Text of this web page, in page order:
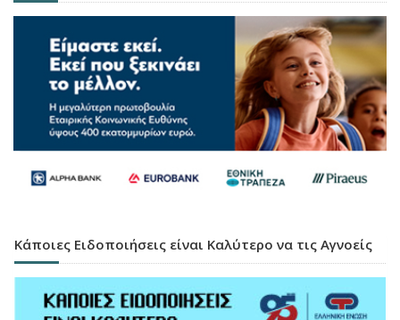
Κάποιες Ειδοποιήσεις είναι Καλύτερο να τις Αγνοείς